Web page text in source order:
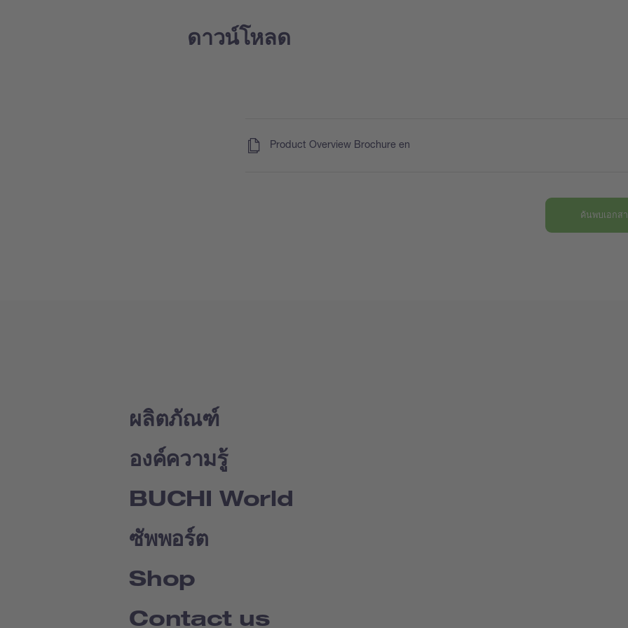
ดาวน์โหลด
Product Overview Brochure en
ค้นพบเอกสา
ผลิตภัณฑ์
องค์ความรู้
BUCHI World
ซัพพอร์ต
Shop
Contact us